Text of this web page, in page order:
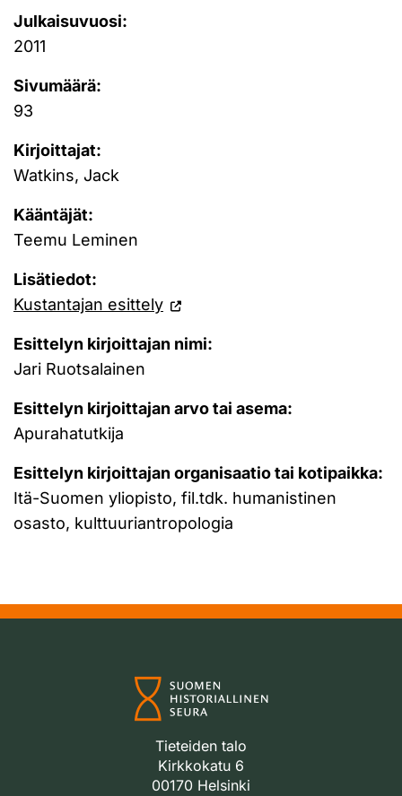
Julkaisuvuosi:
2011
Sivumäärä:
93
Kirjoittajat:
Watkins, Jack
Kääntäjät:
Teemu Leminen
Lisätiedot:
Kustantajan esittely
Esittelyn kirjoittajan nimi:
Jari Ruotsalainen
Esittelyn kirjoittajan arvo tai asema:
Apurahatutkija
Esittelyn kirjoittajan organisaatio tai kotipaikka:
Itä-Suomen yliopisto, fil.tdk. humanistinen
osasto, kulttuuriantropologia
Tieteiden talo
Kirkkokatu 6
00170 Helsinki